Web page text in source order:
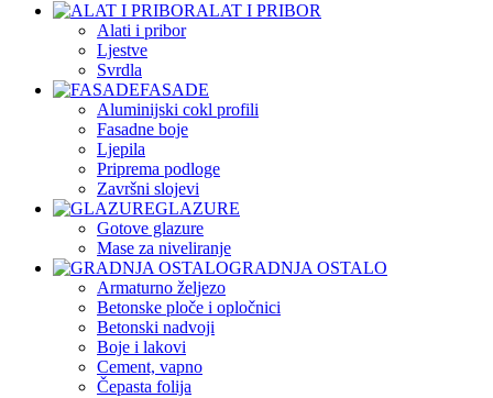
ALAT I PRIBOR
Alati i pribor
Ljestve
Svrdla
FASADE
Aluminijski cokl profili
Fasadne boje
Ljepila
Priprema podloge
Završni slojevi
GLAZURE
Gotove glazure
Mase za niveliranje
GRADNJA OSTALO
Armaturno željezo
Betonske ploče i opločnici
Betonski nadvoji
Boje i lakovi
Cement, vapno
Čepasta folija